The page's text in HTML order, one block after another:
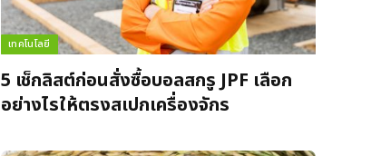
เทคโนโลยี
5 เช็กลิสต์ก่อนสั่งซื้อบอลสกรู JPF เลือก
อย่างไรให้ตรงสเปกเครื่องจักร